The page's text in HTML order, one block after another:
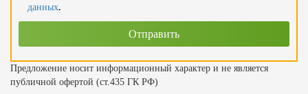
данных.
Предложение носит информационный характер и не является
публичной офертой (ст.435 ГК РФ)